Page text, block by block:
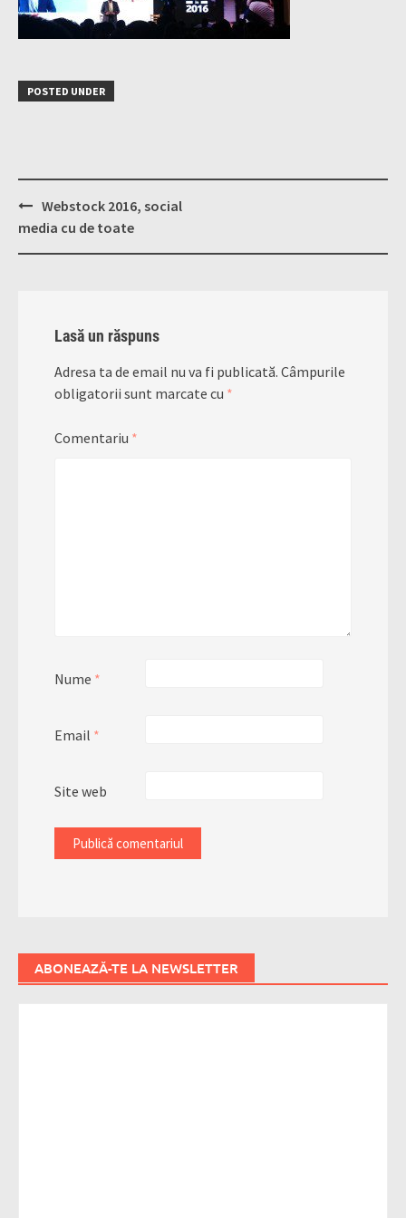
POSTED UNDER
Post
navigation
Webstock 2016, social
media cu de toate
Lasă un răspuns
Adresa ta de email nu va fi publicată. Câmpurile
obligatorii sunt marcate cu *
Comentariu *
Nume *
Email *
Site web
ABONEAZĂ-TE LA NEWSLETTER